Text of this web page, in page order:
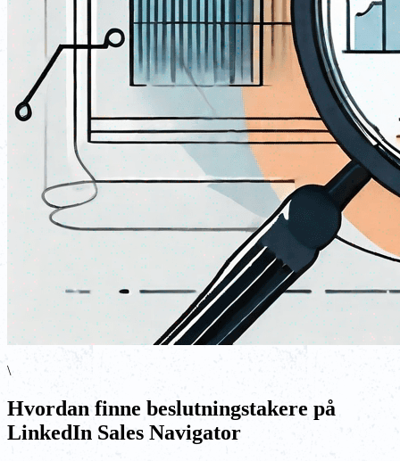
\
Hvordan finne beslutningstakere på
LinkedIn Sales Navigator